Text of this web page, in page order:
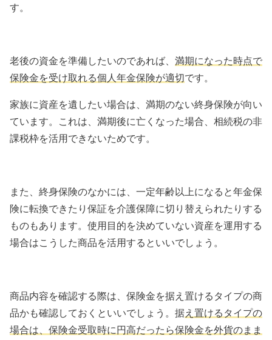
す。
老後の資金を準備したいのであれば、 満期になった時点で
保険金を受け取れる個人年金保険が適切です。
家族に資産を遺したい場合は、満期のない終身保険が向い
ています。これは、満期後に亡くなった場合、相続税の非
課税枠を活用できないためです。
また、終身保険のなかには、一定年齢以上になると年金保
険に転換できたり保証を介護保障に切り替えられたりする
ものもあります。使用目的を決めていない資産を運用する
場合はこうした商品を活用するといいでしょう。
商品内容を確認する際は、保険金を据え置けるタイプの商
品かも確認しておくといいでしょう。据え置けるタイプの
場合は、保険金受取時に円高だったら保険金を外貨のまま